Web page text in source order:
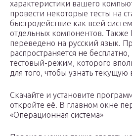
характеристики вашего
провести некоторые тесты на
быстродействие как всей
отдельных компонентов. Также
переведено на русский язык.
распространяется не
тестовый-режим, которого
для того, чтобы узнать
Скачайте и установите
откройте её. В главном окне
«Операционная система»